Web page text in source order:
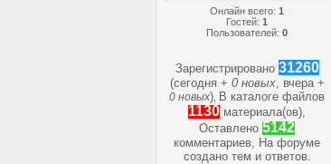
Онлайн всего: 1
Гостей: 1
Пользователей: 0
Зарегистрировано 31260
(сегодня + 0 новых, вчера +
0 новых) В каталоге файлов
1130 материала(ов),
Оставлено 5142
комментариев, На форуме
создано тем и ответов.